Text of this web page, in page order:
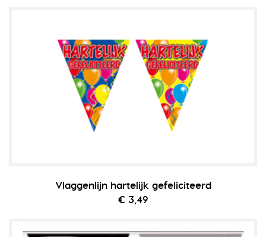
Vlaggenlijn hartelijk gefeliciteerd
€ 3,49